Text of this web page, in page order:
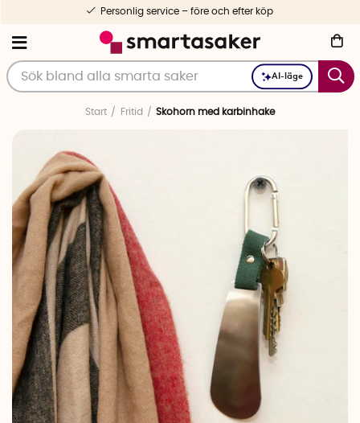
AI-läge
Personlig service – före och efter köp
Start Fritid Skohorn med karbinhake